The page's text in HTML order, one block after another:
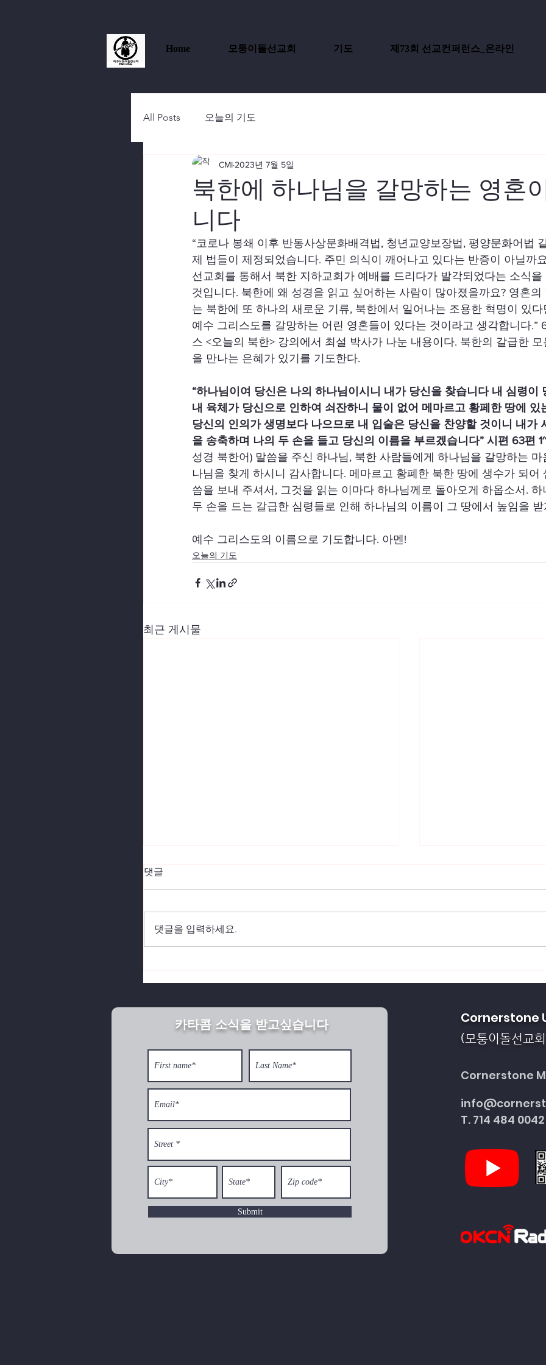
Home 모퉁이돌선교회 기도 제73회 선교컨퍼런스_온라인
All Posts 오늘의 기도
북한에 하나님을 갈망하는 영혼
니다
CMI 2023년 7월 5일
“코로나 봉쇄 이후 반동사상문화배격법, 청년교양보장법, 평양문화어법
제 법들이 제정되었습니다. 주민 의식이 깨어나고 있다는 반증이 아닐까
선교회를 통해서 북한 지하교회가 예배를 드리다가 발각되었다는 소식을
것입니다. 북한에 왜 성경을 읽고 싶어하는 사람이 많아졌을까요? 영혼의
는 북한에 또 하나의 새로운 기류, 북한에서 일어나는 조용한 혁명이 있다
예수 그리스도를 갈망하는 어린 영혼들이 있다는 것이라고 생각합니다.”
스 <오늘의 북한> 강의에서 최설 박사가 나눈 내용이다. 북한의 갈급한
을 만나는 은혜가 있기를 기도한다.
“하나님이여 당신은 나의 하나님이시니 내가 당신을 찾습니다 내 심령이
내 육체가 당신으로 인하여 쇠잔하니 물이 없어 메마르고 황페한 땅에 있
당신의 인의가 생명보다 나으므로 내 입술은 당신을 찬양할 것이니 내가
을 송축하며 나의 두 손을 들고 당신의 이름을 부르겠습니다” 시편 63편
성경 북한어) 말씀을 주신 하나님, 북한 사람들에게 하나님을 갈망하는
나님을 찾게 하시니 감사합니다. 메마르고 황폐한 북한 땅에 생수가 되어
씀을 보내 주셔서, 그것을 읽는 이마다 하나님께로 돌아오게 하옵소서. 하
두 손을 드는 갈급한 심령들로 인해 하나님의 이름이 그 땅에서 높임을 받
예수 그리스도의 이름으로 기도합니다. 아멘!
오늘의 기도
최근 게시물
북한의 깨어진 가정이 회복되게 하소서
댓글
댓글을 입력하세요.
카타콤 소식을 받고싶습니다
Submit
Cornerstone
(모퉁이돌선교
Cornerstone
T. 714 484 0042